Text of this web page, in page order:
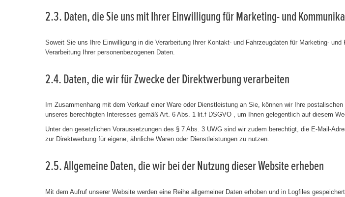
2.3. Daten, die Sie uns mit Ihrer Einwilligung für Marketing- und
Soweit Sie uns Ihre Einwilligung in die Verarbeitung Ihrer Kontakt- und Fahrzeugdaten für Marketing-
Verarbeitung Ihrer personenbezogenen Daten.
2.4. Daten, die wir für Zwecke der Direktwerbung verarbeiten
Im Zusammenhang mit dem Verkauf einer Ware oder Dienstleistung an Sie, können wir Ihre
unseres berechtigten Interesses gemäß Art. 6 Abs. 1 lit.f DSGVO , um Ihnen gelegentlich auf diesem
Unter den gesetzlichen Voraussetzungen des § 7 Abs. 3 UWG sind wir zudem berechtigt, die E-Mail-
zur Direktwerbung für eigene, ähnliche Waren oder Dienstleistungen zu nutzen.
2.5. Allgemeine Daten, die wir bei der Nutzung dieser Website erheben
Mit dem Aufruf unserer Website werden eine Reihe allgemeiner Daten erhoben und in Logfiles